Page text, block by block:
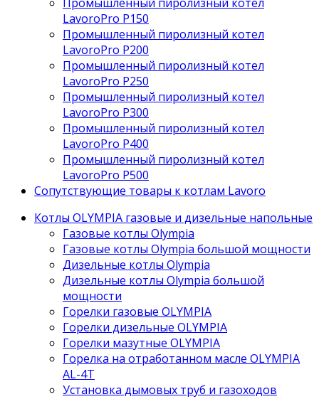
LavoroPro P150
Промышленный пиролизный котел
LavoroPro P200
Промышленный пиролизный котел
LavoroPro P250
Промышленный пиролизный котел
LavoroPro P300
Промышленный пиролизный котел
LavoroPro P400
Промышленный пиролизный котел
LavoroPro P500
Сопутствующие товары к котлам Lavoro
Котлы OLYMPIA газовые и дизельные напольные
Газовые котлы Olympia
Газовые котлы Olympia большой мощности
Дизельные котлы Olympia
Дизельные котлы Olympia большой
мощности
Горелки газовые OLYMPIA
Горелки дизельные OLYMPIA
Горелки мазутные OLYMPIA
Горелка на отработанном масле OLYMPIA
AL-4T
Установка дымовых труб и газоходов